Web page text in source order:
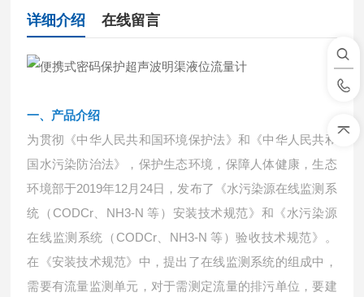
详细介绍 在线留言
一、 产品介绍
为贯彻《中华人民共和国环境保护法》和《中华人民共和
国水污染防治法》，保护生态环境，保障人体健康，生态
环境部于2019年12月24日，发布了《水污染源在线监测系
统（CODCr、NH3-N 等）安装技术规范》和《水污染源
在线监测系统（CODCr、NH3-N 等）验收技术规范》。
在《安装技术规范》中，提出了在线监测系统的组成中，
需要有流量监测单元，对于需测定流量的排污单位，要建